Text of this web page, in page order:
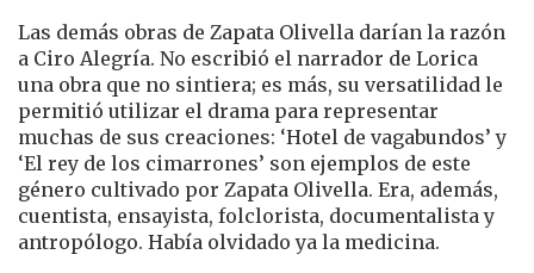
Las demás obras de Zapata Olivella darían la razón
a Ciro Alegría. No escribió el narrador de Lorica
una obra que no sintiera; es más, su versatilidad le
permitió utilizar el drama para representar
muchas de sus creaciones: ‘Hotel de vagabundos’ y
‘El rey de los cimarrones’ son ejemplos de este
género cultivado por Zapata Olivella. Era, además,
cuentista, ensayista, folclorista, documentalista y
antropólogo. Había olvidado ya la medicina.